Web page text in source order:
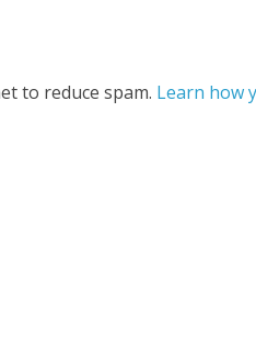
to reduce spam. Learn how